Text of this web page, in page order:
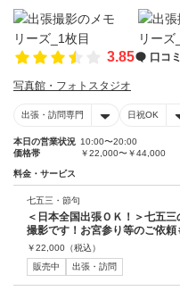
3.85 口コミ
写真館・フォトスタジオ
出張・訪問専門 日祝OK
本日の営業状況 10:00〜20:00
価格帯
￥22,000〜￥44,000
料金・サービス
七五三・節句
＜日本全国出張ＯＫ！＞七五
撮影です！お宮参り等のご依頼
￥22,000 （税込）
販売中
出張・訪問